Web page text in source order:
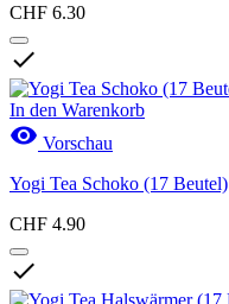
CHF 6.30

In den Warenkorb
 Vorschau
Yogi Tea Schoko (17 Beutel)
CHF 4.90
